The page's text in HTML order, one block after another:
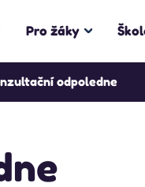
Pro žáky
odpoledne